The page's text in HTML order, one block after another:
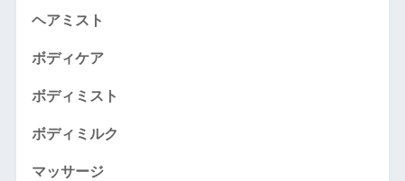
ヘアミスト
ボディケア
ボディミスト
ボディミルク
マッサージ